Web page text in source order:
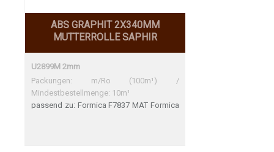
ABS GRAPHIT 2X340MM
MUTTERROLLE SAPHIR
U2899M 2mm
Packungen: m/Ro (100m¹) /
Mindestbestellmenge: 10m¹
passend zu: Formica F7837 MAT Formica